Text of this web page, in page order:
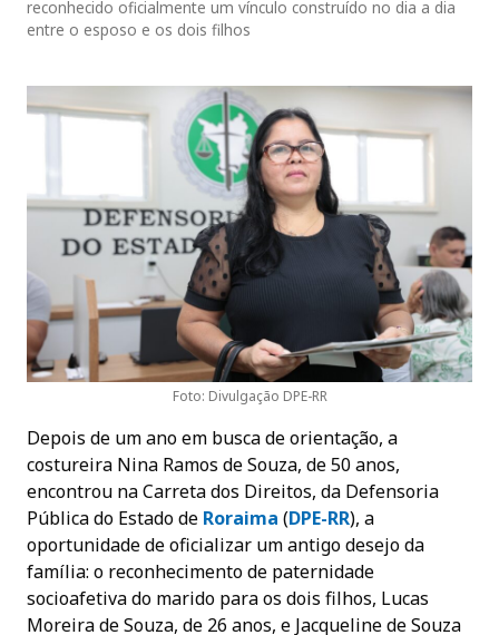
reconhecido oficialmente um vínculo construído no dia a dia
entre o esposo e os dois filhos
Foto: Divulgação DPE-RR
Depois de um ano em busca de orientação, a
costureira Nina Ramos de Souza, de 50 anos,
encontrou na Carreta dos Direitos, da Defensoria
Pública do Estado de Roraima (DPE-RR), a
oportunidade de oficializar um antigo desejo da
família: o reconhecimento de paternidade
socioafetiva do marido para os dois filhos, Lucas
Moreira de Souza, de 26 anos, e Jacqueline de Souza